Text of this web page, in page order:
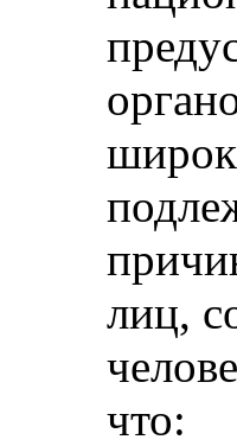
лиц,
что: